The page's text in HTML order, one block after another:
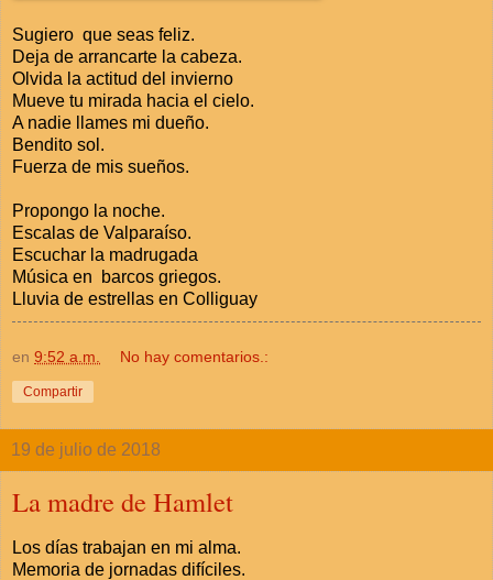
Sugiero que seas feliz.
Deja de arrancarte la cabeza.
Olvida la actitud del invierno
Mueve tu mirada hacia el cielo.
A nadie llames mi dueño.
Bendito sol.
Fuerza de mis sueños.
Propongo la noche.
Escalas de Valparaíso.
Escuchar la madrugada
Música en barcos griegos.
Lluvia de estrellas en Colliguay
en 9:52 a.m. No hay comentarios.:
Compartir
19 de julio de 2018
La madre de Hamlet
Los días trabajan en mi alma.
Memoria de jornadas difíciles.